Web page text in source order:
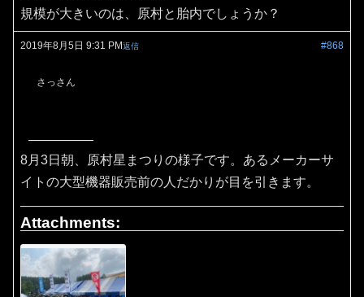
規模が大きいのは、原村と胎内でしょうか？
2019年8月5日 9:31 PM #868
返信
さっさん
8月3日朝、原村星まつりの様子です。あるメーカーサ
イトの大型機器販売前の人だかりが目を引きます。
Attachments: